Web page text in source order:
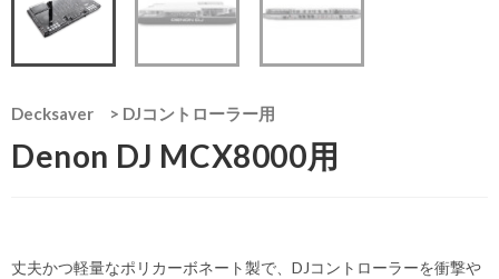
Decksaver > DJコントローラー用
Denon DJ MCX8000用
丈夫かつ軽量なポリカーボネート製で、DJコントローラーを衝撃や